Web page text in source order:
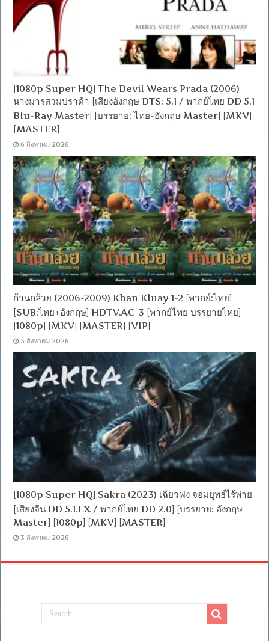
[1080p Super HQ] The Devil Wears Prada (2006)
นางมารสวมปราด้า [เสียงอังกฤษ DTS: 5.1 / พากย์ไทย DD 5.1
Blu-Ray Master] [บรรยาย: ไทย-อังกฤษ Master] [MKV]
[MASTER]
6 สิงหาคม 2026
ก้านกล้วย (2006-2009) Khan Kluay 1-2 [พากย์:ไทย]
[SUB:ไทย+อังกฤษ] HDTV.AC-3 [พากย์ไทย บรรยายไทย]
[1080p] [MKV] [MASTER] [VIP]
5 สิงหาคม 2026
[1080p Super HQ] Sakra (2023) เฉียวฟง จอมยุทธ์ไร้พ่าย
[เสียงจีน DD 5.1.EX / พากย์ไทย DD 2.0] [บรรยาย: อังกฤษ
Master] [1080p] [MKV] [MASTER]
3 สิงหาคม 2026